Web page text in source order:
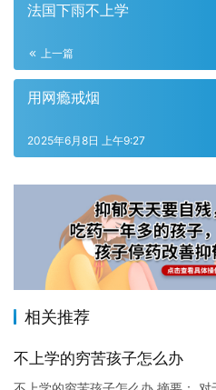
法国下雨不上学
上一篇
用网瘾戒烟
2025年6月8日 上午9:27
相关推荐
不上学的穷苦孩子怎么办